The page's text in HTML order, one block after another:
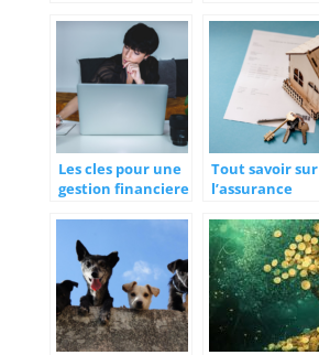
vehicule de
collection
Les cles pour une
gestion financiere
que travailleur
frontalier
Tout savoir sur
l’assurance
Cardif